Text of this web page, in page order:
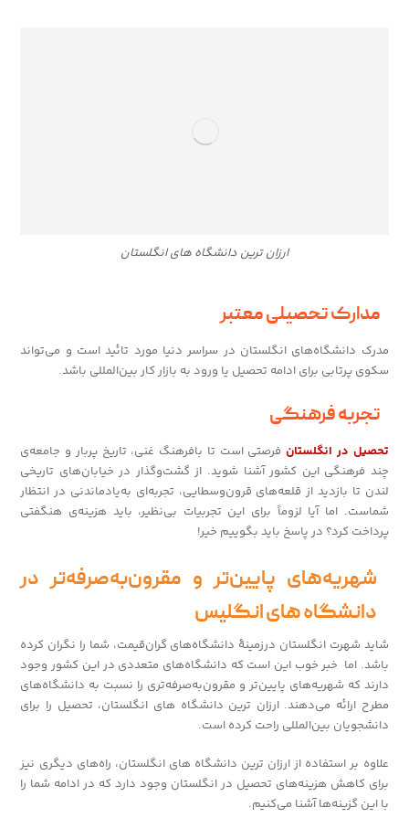
ارزان ترین دانشگاه های انگلستان
مدارک تحصیلی معتبر
مدرک دانشگاه‌های انگلستان در سراسر دنیا مورد تائید است و می‌تواند
سکوی پرتابی برای ادامه تحصیل یا ورود به بازار کار بین‌المللی باشد.
تجربه‌ فرهنگی
تحصیل در انگلستانفرصتی است تا بافرهنگ غنی، تاریخ پربار و جامعه‌ی
چند فرهنگی این کشور آشنا شوید. از گشت‌وگذار در خیابان‌های تاریخی
لندن تا بازدید از قلعه‌های قرون‌وسطایی، تجربه‌ای به‌یادماندنی در انتظار
شماست. اما آیا لزوماً برای این تجربیات بی‌نظیر، باید هزینه‌ی هنگفتی
پرداخت کرد؟ در پاسخ باید بگوییم خیر!
شهریه‌های پایین‌تر و مقرون‌به‌صرفه‌تر در
دانشگاه های انگلیس
شاید شهرت انگلستان درزمینهٔ‌ دانشگاه‌های گران‌قیمت، شما را نگران کرده
باشد. اما خبر خوب این است که دانشگاه‌های متعددی در این کشور وجود
دارند که شهریه‌های پایین‌تر و مقرون‌به‌صرفه‌تری را نسبت به دانشگاه‌های
مطرح ارائه می‌دهند. ارزان ترین دانشگاه های انگلستان، تحصیل را برای
دانشجویان بین‌المللی راحت کرده است.
علاوه بر استفاده از ارزان ترین دانشگاه های انگلستان، راه‌های دیگری نیز
برای کاهش هزینه‌های تحصیل در انگلستان وجود دارد که در ادامه شما را
با این گزینه‌ها آشنا می‌کنیم.